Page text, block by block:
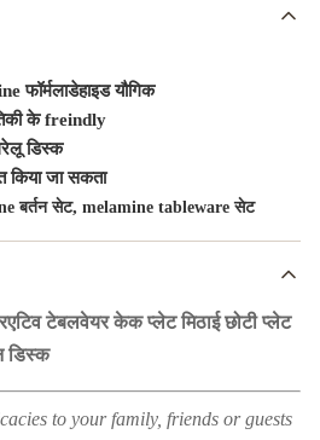
फॉर्मलाडेहाइड यौगिक
के freindly
डिस्क
जा सकता
बर्तन सेट, melamine tableware सेट
टेबलवेयर केक प्लेट मिठाई छोटी प्लेट
डिस्क
to your family, friends or guests